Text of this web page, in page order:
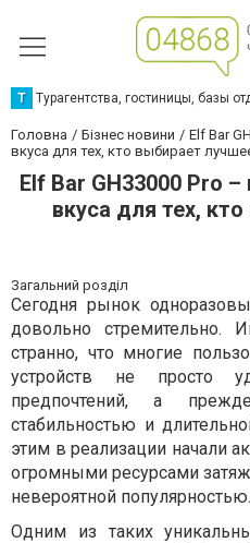
Т Турагентства, гостиницы, базы
Головна Бізнес новини
Elf Bar
вкуса для тех, кто выбирает
Elf Bar GH33000 Pro
вкуса для тех,
Загальний розділ
Сегодня рынок
довольно стремительно.
странно, что многие
устройств не просто
предпочтений, а
стабильностью и
этим в реализации начали
огромными ресурсами
невероятной популярностью.
Одним из таких